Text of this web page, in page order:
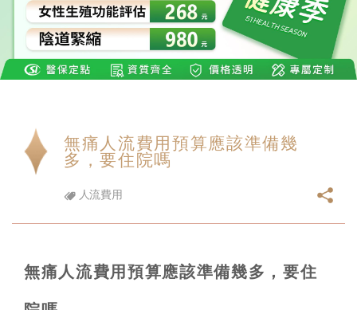
無痛人流費用預算應該準備幾
多，要住院嗎
人流費用
無痛人流費用預算應該準備幾多，要住